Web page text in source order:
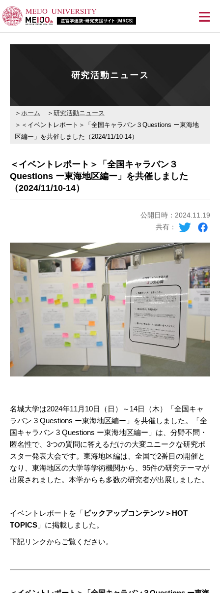
≡
研究活動ニュース
ホーム
研究活動ニュース
＜イベントレポート＞「全国キャラバン３Questions ー東海地
区編ー」を共催しました（2024/11/10-14）
＜イベントレポート＞「全国キャラバン３
Questions ー東海地区編ー」を共催しました
（2024/11/10-14）
公開日時：2024.11.19
共有：
名城大学は2024年11月10日（日）～14日（木）「全国キャ
ラバン 3 Questions ー東海地区編ー」を共催しました。「全
国キャラバン 3 Questions ー東海地区編ー」は、分野不問・
匿名性で、3つの質問に答えるだけの大変ユニークな研究ポ
スター発表大会です。東海地区編は、全国で2番目の開催と
なり、東海地区の大学等学術機関から、95件の研究テーマが
出展されました。本学からも多数の研究者が出展しました。
イベントレポートを「ピックアップコンテンツ＞HOT
TOPICS 」に掲載しました。
下記リンクからご覧ください。